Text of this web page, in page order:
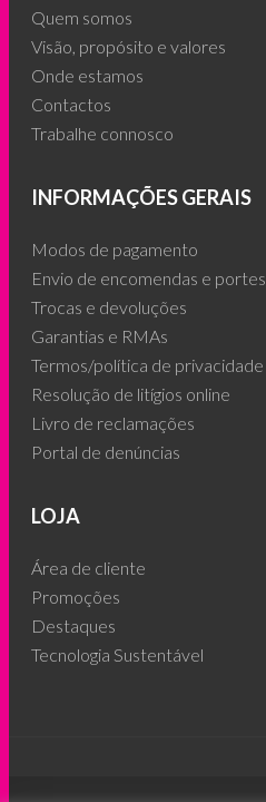
Quem somos
Visão, propósito e valores
Onde estamos
Contactos
Trabalhe connosco
INFORMAÇÕES GERAIS
Modos de pagamento
Envio de encomendas e portes
Trocas e devoluções
Garantias e RMAs
Termos/política de privacidade
Resolução de litígios online
Livro de reclamações
Portal de denúncias
LOJA
Área de cliente
Promoções
Destaques
Tecnologia Sustentável